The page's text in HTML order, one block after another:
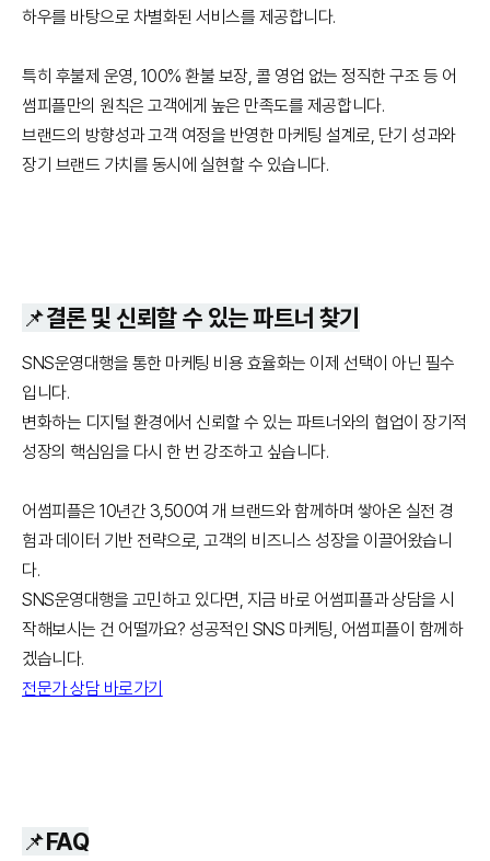
하우를 바탕으로 차별화된 서비스를 제공합니다.
특히 후불제 운영, 100% 환불 보장, 콜 영업 없는 정직한 구조 등 어
썸피플만의 원칙은 고객에게 높은 만족도를 제공합니다.
브랜드의 방향성과 고객 여정을 반영한 마케팅 설계로, 단기 성과와
장기 브랜드 가치를 동시에 실현할 수 있습니다.
📌결론 및 신뢰할 수 있는 파트너 찾기
SNS운영대행을 통한 마케팅 비용 효율화는 이제 선택이 아닌 필수
입니다.
변화하는 디지털 환경에서 신뢰할 수 있는 파트너와의 협업이 장기적
성장의 핵심임을 다시 한 번 강조하고 싶습니다.
어썸피플은 10년간 3,500여 개 브랜드와 함께하며 쌓아온 실전 경
험과 데이터 기반 전략으로, 고객의 비즈니스 성장을 이끌어왔습니
다.
SNS운영대행을 고민하고 있다면, 지금 바로 어썸피플과 상담을 시
작해보시는 건 어떨까요? 성공적인 SNS 마케팅, 어썸피플이 함께하
겠습니다.
전문가 상담 바로가기
📌FAQ